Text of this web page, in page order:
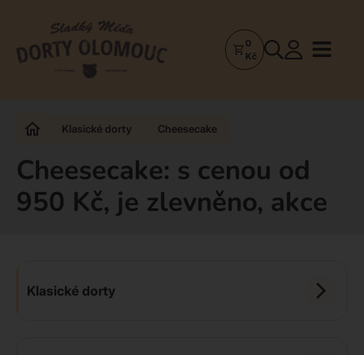
Dorty
dorty
poctivá
cukrárna
0
Kč
Klasické dorty Cheesecake
Cheesecake: s cenou od
950 Kč, je zlevněno, akce
Klasické dorty